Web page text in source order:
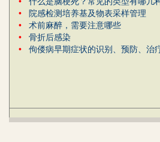
•
院感检测培养基及物表采样管理
• 术前麻醉，需要注意哪些
• 骨折后感染
• 佝偻病早期症状的识别、预防、治